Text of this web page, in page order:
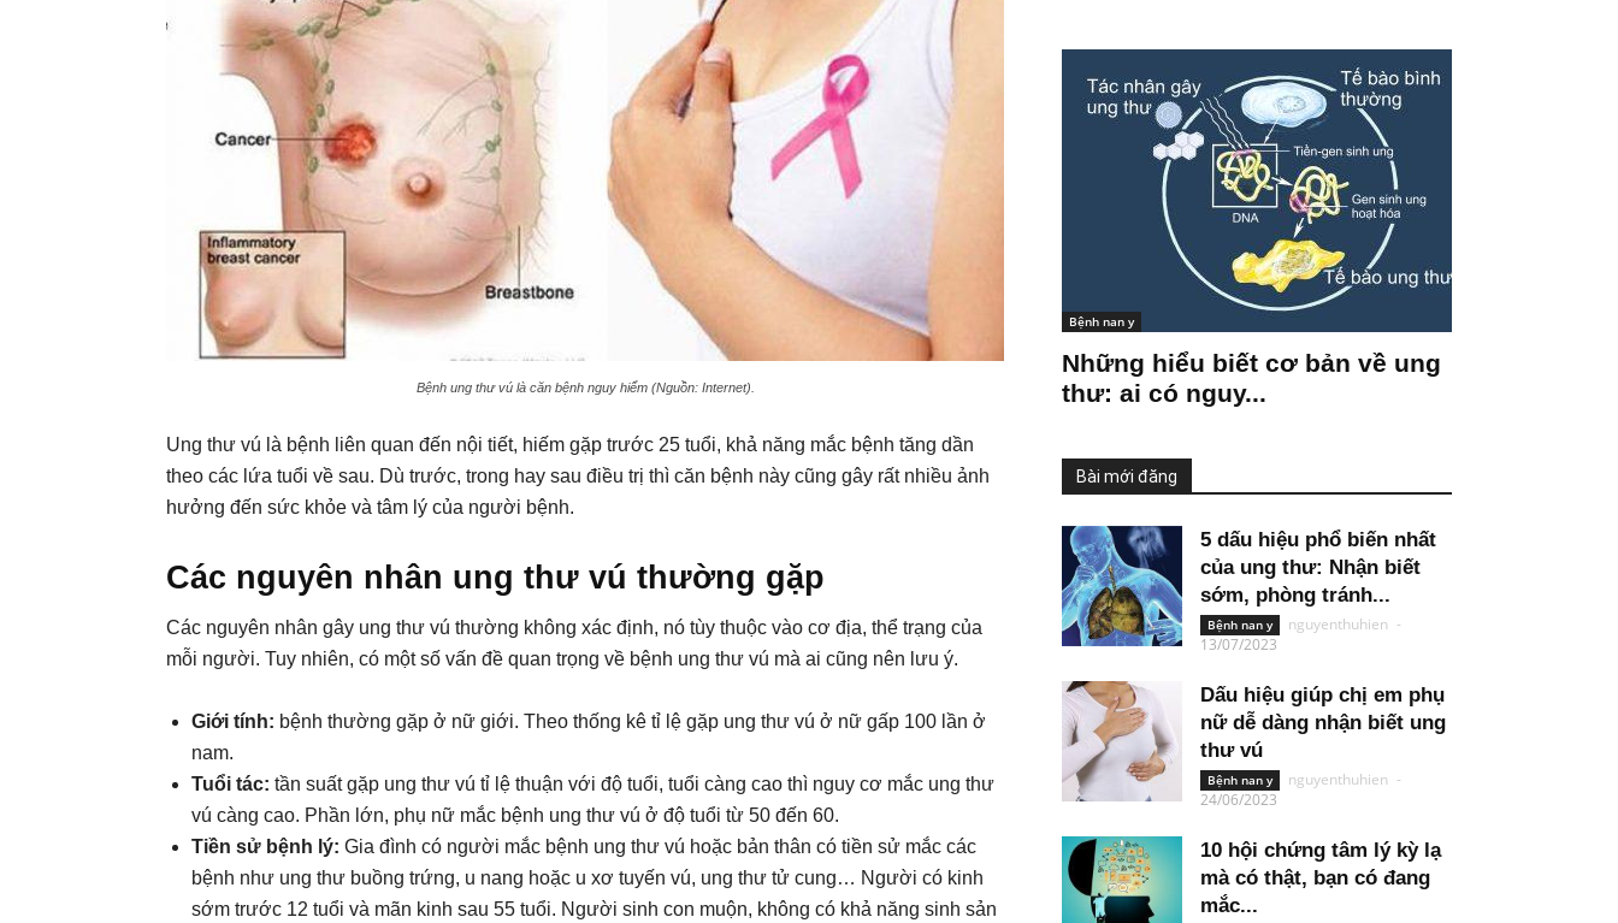
Bệnh ung thư vú là căn bệnh nguy hiểm (Nguồn: Internet).
Ung thư vú là bệnh liên quan đến nội tiết, hiếm gặp trước 25 tuổi, khả năng mắc bệnh tăng dần
theo các lứa tuổi về sau. Dù trước, trong hay sau điều trị thì căn bệnh này cũng gây rất nhiều ảnh
hưởng đến sức khỏe và tâm lý của người bệnh.
Các nguyên nhân ung thư vú thường gặp
Các nguyên nhân gây ung thư vú thường không xác định, nó tùy thuộc vào cơ địa, thể trạng của
mỗi người. Tuy nhiên, có một số vấn đề quan trọng về bệnh ung thư vú mà ai cũng nên lưu ý.
Giới tính: bệnh thường gặp ở nữ giới. Theo thống kê tỉ lệ gặp ung thư vú ở nữ gấp 100 lần ở
nam.
Tuổi tác: tần suất gặp ung thư vú tỉ lệ thuận với độ tuổi, tuổi càng cao thì nguy cơ mắc ung thư
vú càng cao. Phần lớn, phụ nữ mắc bệnh ung thư vú ở độ tuổi từ 50 đến 60.
Tiền sử bệnh lý: Gia đình có người mắc bệnh ung thư vú hoặc bản thân có tiền sử mắc các
bệnh như ung thư buồng trứng, u nang hoặc u xơ tuyến vú, ung thư tử cung… Người có kinh
sớm trước 12 tuổi và mãn kinh sau 55 tuổi. Người sinh con muộn, không có khả năng sinh sản
Bệnh nan y
Những hiểu biết cơ bản về ung
thư: ai có nguy...
Bài mới đăng
5 dấu hiệu phổ biến nhất
của ung thư: Nhận biết
sớm, phòng tránh...
Bệnh nan y nguyenthuhien -
13/07/2023
Dấu hiệu giúp chị em phụ
nữ dễ dàng nhận biết ung
thư vú
Bệnh nan y nguyenthuhien -
24/06/2023
10 hội chứng tâm lý kỳ lạ
mà có thật, bạn có đang
mắc...